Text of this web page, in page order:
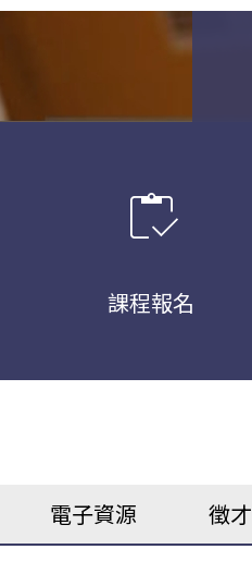
inventory
課程報名
電子資源 徵才